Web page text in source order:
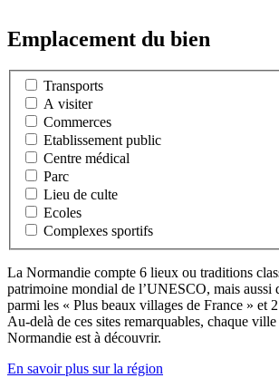
Emplacement du bien
Transports
A visiter
Commerces
Etablissement public
Centre médical
Parc
Lieu de culte
Ecoles
Complexes sportifs
La Normandie compte 6 lieux ou traditions
patrimoine mondial de l’UNESCO, mais aussi
parmi les « Plus beaux villages de France » et
Au-delà de ces sites remarquables, chaque
Normandie est à découvrir.
En savoir plus sur la région